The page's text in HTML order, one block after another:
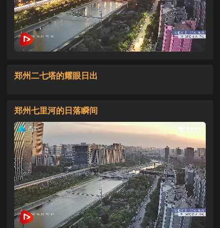
郑州二七塔的耀眼日出
郑州七里河的日落瞬间